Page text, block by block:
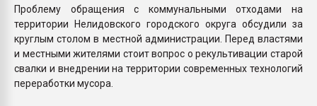
Проблему обращения с коммунальными отходами на
территории Нелидовского городского округа обсудили за
круглым столом в местной администрации. Перед властями
и местными жителями стоит вопрос о рекультивации старой
свалки и внедрении на территории современных технологий
переработки мусора.